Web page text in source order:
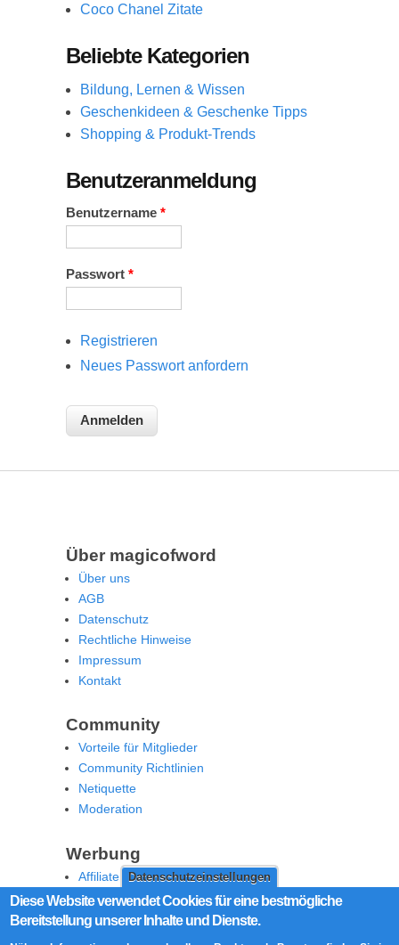
Datenschutzeinstellungen
Diese Website verwendet Cookies für eine bestmögliche
Bereitstellung unserer Inhalte und Dienste.
Coco Chanel Zitate
Beliebte Kategorien
Bildung, Lernen & Wissen
Geschenkideen & Geschenke Tipps
Shopping & Produkt-Trends
Benutzeranmeldung
Benutzername *
Passwort *
Registrieren
Neues Passwort anfordern
Über magicofword
Über uns
AGB
Datenschutz
Rechtliche Hinweise
Impressum
Kontakt
Community
Vorteile für Mitglieder
Community Richtlinien
Netiquette
Moderation
Werbung
Affiliate Offenlegung
Werben Sie auf MoW